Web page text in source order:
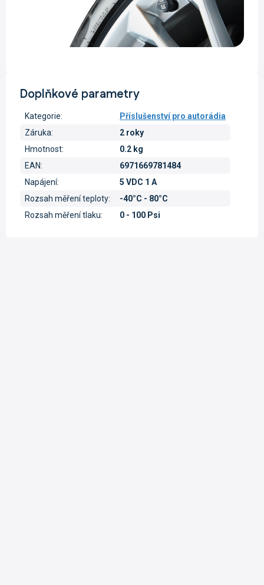
Doplňkové parametry
Kategorie:
Příslušenství pro autorádia
Záruka:
2 roky
Hmotnost:
0.2 kg
EAN:
6971669781484
Napájení:
5 VDC 1 A
Rozsah měření teploty:
-40°C - 80°C
Rozsah měření tlaku: 0 - 100 Psi